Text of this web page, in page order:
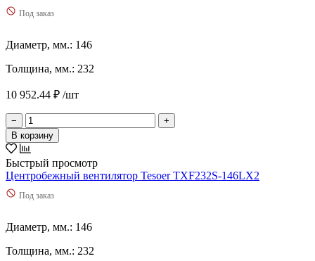
Под заказ
Диаметр, мм.: 146
Толщина, мм.: 232
10 952.44 ₽ /шт
−
+
В корзину
Быстрый просмотр
Центробежный вентилятор Tesoer TXF232S-146LX2
Под заказ
Диаметр, мм.: 146
Толщина, мм.: 232